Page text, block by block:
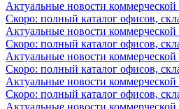
Актуальные новости
Скоро: полный каталог офисов,
Актуальные новости
Скоро: полный каталог офисов,
Актуальные новости
Скоро: полный каталог офисов,
Актуальные новости
Скоро: полный каталог офисов,
Актуальные новости